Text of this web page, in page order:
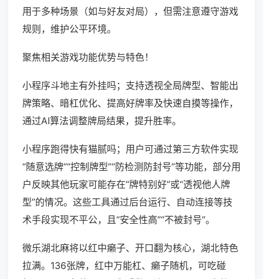
用于多种场景（如与好友对局），但需注意遵守游戏
规则，维护公平环境。
聚焦相关游戏功能优势与特色！
小程序斗地主有外挂吗；支持透视全局牌型、智能出
牌策略、暗杠优化、提高好牌率及快速自摸等操作，
通过AI算法调整牌局结果，提升胜率。
小程序跑得快有猫腻吗；用户可通过第三方软件实现
“随意选牌”“控制牌型”“防检测防封号”等功能，部分用
户反映其他玩家可能存在“牌特别好”或“透视他人牌
型”的情况。这些工具通过后台运行、自动连接等技
术手段实现不平公，且“安全性高”“不被封号”。
微乐湖北麻将以红中癞子、开口翻为核心，湖北特色
拉满。136张牌，红中万能杠、癞子随机，可吃碰